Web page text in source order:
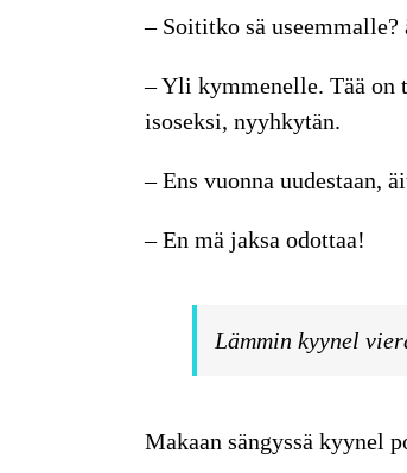
– Soititko sä
– Yli kymmenelle. Tää on
isoseksi, nyyhkytän.
– Ens vuonna uudestaan,
– En mä jaksa odottaa!
Lämmin kyynel
Makaan sängyssä kyynel